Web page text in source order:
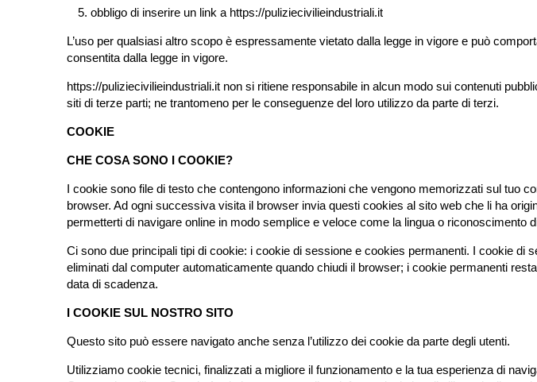
obbligo di inserire un link a https://puliziecivilieindustriali.it
L’uso per qualsiasi altro scopo è espressamente vietato dalla legge in vigore e può
consentita dalla legge in vigore.
https://puliziecivilieindustriali.it non si ritiene responsabile in alcun modo sui contenuti
siti di terze parti; ne trantomeno per le conseguenze del loro utilizzo da parte di terzi.
COOKIE
CHE COSA SONO I COOKIE?
I cookie sono file di testo che contengono informazioni che vengono memorizzati sul tuo
browser. Ad ogni successiva visita il browser invia questi cookies al sito web che li ha
permetterti di navigare online in modo semplice e veloce come la lingua o riconoscimento
Ci sono due principali tipi di cookie: i cookie di sessione e cookies permanenti. I cookie di
eliminati dal computer automaticamente quando chiudi il browser; i cookie permanenti
data di scadenza.
I COOKIE SUL NOSTRO SITO
Questo sito può essere navigato anche senza l’utilizzo dei cookie da parte degli utenti.
Utilizziamo cookie tecnici, finalizzati a migliore il funzionamento e la tua esperienza di